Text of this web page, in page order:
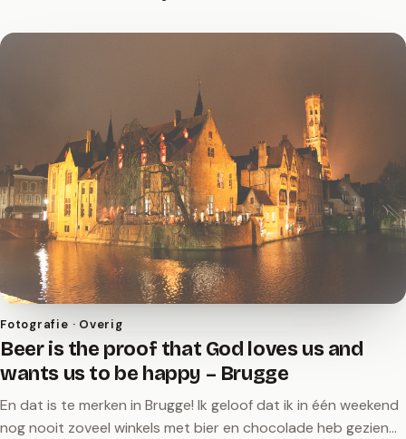
Fotografie · Overig
Beer is the proof that God loves us and
wants us to be happy – Brugge
En dat is te merken in Brugge! Ik geloof dat ik in één weekend
nog nooit zoveel winkels met bier en chocolade heb gezien...